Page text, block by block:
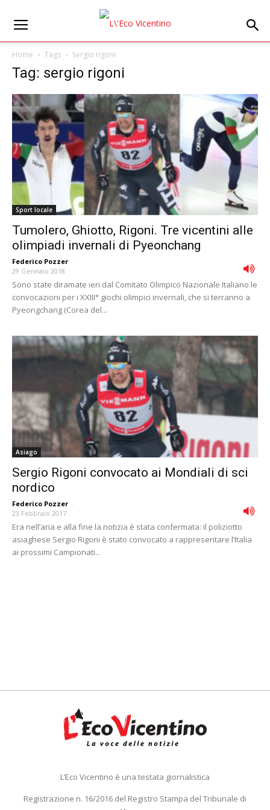
Home Tags Sergio rigoni
Tag: sergio rigoni
Sport locale
Tumolero, Ghiotto, Rigoni. Tre vicentini alle
olimpiadi invernali di Pyeonchang
Federico Pozzer -
29 Gennaio 2018
Sono state diramate ieri dal Comitato Olimpico Nazionale Italiano le
convocazioni per i XXIII° giochi olimpici invernali, che si terranno a
Pyeongchang (Corea del...
Asiago
Sergio Rigoni convocato ai Mondiali di sci
nordico
Federico Pozzer -
23 Febbraio 2017
Era nell’aria e alla fine la notizia è stata confermata: il poliziotto
asiaghese Sergio Rigoni è stato convocato a rappresentare l’Italia
ai prossimi Campionati...
L’Eco Vicentino è una testata giornalistica
Registrazione n. 16/2016 del Registro Stampa del Tribunale di